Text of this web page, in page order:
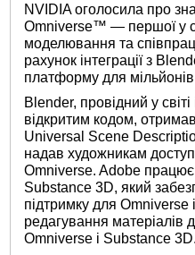
NVIDIA оголосила про
Omniverse™ — першої у
моделювання та
рахунок інтеграції з
платформу для мільйонів
Blender, провідний у
відкритим кодом,
Universal Scene
надав художникам
Omniverse. Adobe
Substance 3D, який
підтримку для Omniverse
редагування матеріалів
Omniverse і Substance 3D.